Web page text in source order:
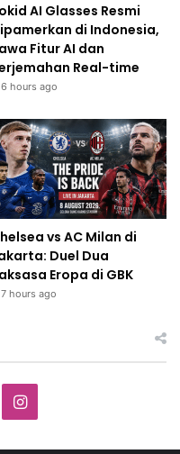
AI Glasses Resmi
di Indonesia,
Fitur AI dan
Real-time
6 hours ago
vs AC Milan di
Duel Dua
Eropa di GBK
7 hours ago
I